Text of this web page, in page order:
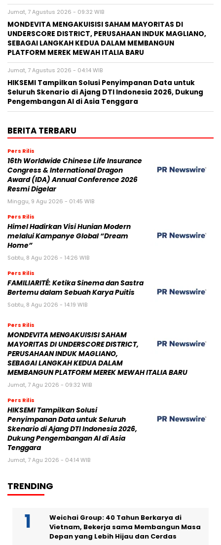
Jumat, 7 Agustus 2026 - 09:32 WIB
MONDEVITA MENGAKUISISI SAHAM MAYORITAS DI
UNDERSCORE DISTRICT, PERUSAHAAN INDUK MAGLIANO,
SEBAGAI LANGKAH KEDUA DALAM MEMBANGUN
PLATFORM MEREK MEWAH ITALIA BARU
Jumat, 7 Agustus 2026 - 04:14 WIB
HIKSEMI Tampilkan Solusi Penyimpanan Data untuk
Seluruh Skenario di Ajang DTI Indonesia 2026, Dukung
Pengembangan AI di Asia Tenggara
BERITA TERBARU
Pers Rilis
16th Worldwide Chinese Life Insurance
Congress & International Dragon
Award (IDA) Annual Conference 2026
Resmi Digelar
Minggu, 9 Agu 2026 - 01:45 WIB
Pers Rilis
Himel Hadirkan Visi Hunian Modern
melalui Kampanye Global “Dream
Home”
Sabtu, 8 Agu 2026 - 14:26 WIB
Pers Rilis
FAMILIARITÉ: Ketika Sinema dan Sastra
Bertemu dalam Sebuah Karya Puitis
Sabtu, 8 Agu 2026 - 14:19 WIB
Pers Rilis
MONDEVITA MENGAKUISISI SAHAM
MAYORITAS DI UNDERSCORE DISTRICT,
PERUSAHAAN INDUK MAGLIANO,
SEBAGAI LANGKAH KEDUA DALAM
MEMBANGUN PLATFORM MEREK MEWAH ITALIA BARU
Jumat, 7 Agu 2026 - 09:32 WIB
Pers Rilis
HIKSEMI Tampilkan Solusi
Penyimpanan Data untuk Seluruh
Skenario di Ajang DTI Indonesia 2026,
Dukung Pengembangan AI di Asia
Tenggara
Jumat, 7 Agu 2026 - 04:14 WIB
TRENDING
Weichai Group: 40 Tahun Berkarya di
Vietnam, Bekerja sama Membangun Masa
Depan yang Lebih Hijau dan Cerdas